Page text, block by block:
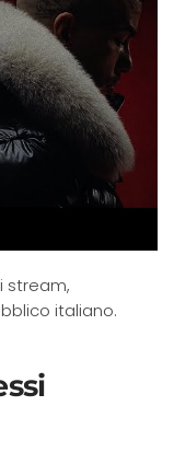
stream,
italiano.​